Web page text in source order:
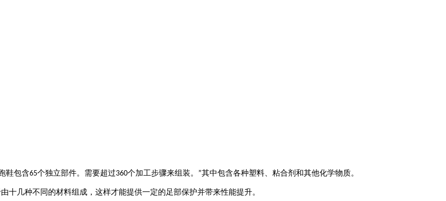
鞋包含65个独立部件。需要超过360个加工步骤来组装。 ”其中包含各种塑料、粘合剂和其他化学物质。
十几种不同的材料组成，这样才能提供一定的足部保护并带来性能提升。